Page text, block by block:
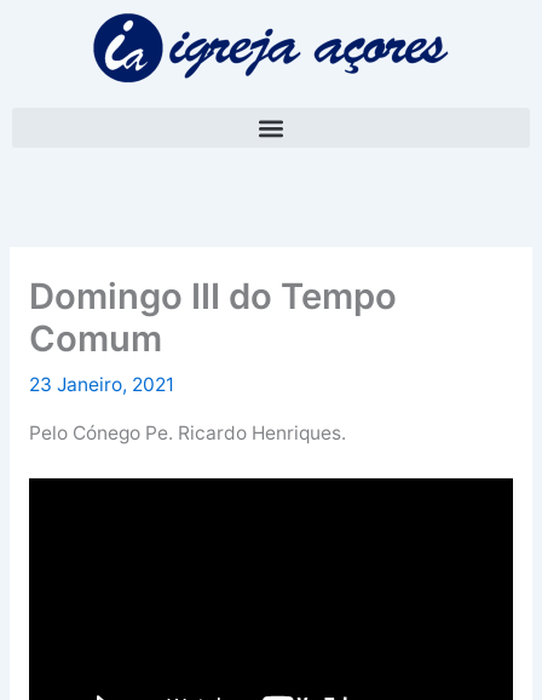
Domingo III do Tempo
Comum
23 Janeiro, 2021
Pelo Cónego Pe. Ricardo Henriques.